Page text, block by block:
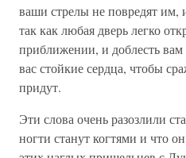
ваши стрелы не повредят им,
так как любая дверь легко
приближении, и доблесть
вас стойкие сердца, чтобы
придут.
Эти слова очень разозлили
ногти станут когтями и что